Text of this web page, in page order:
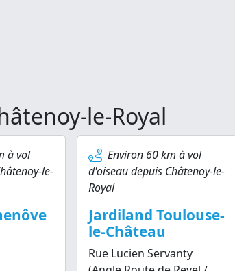
le-Royal
à vol
le-
Environ 60 km à vol
d'oiseau depuis Châtenoy-le-
Royal
Jardiland Toulouse-
le-Château
Rue Lucien Servanty